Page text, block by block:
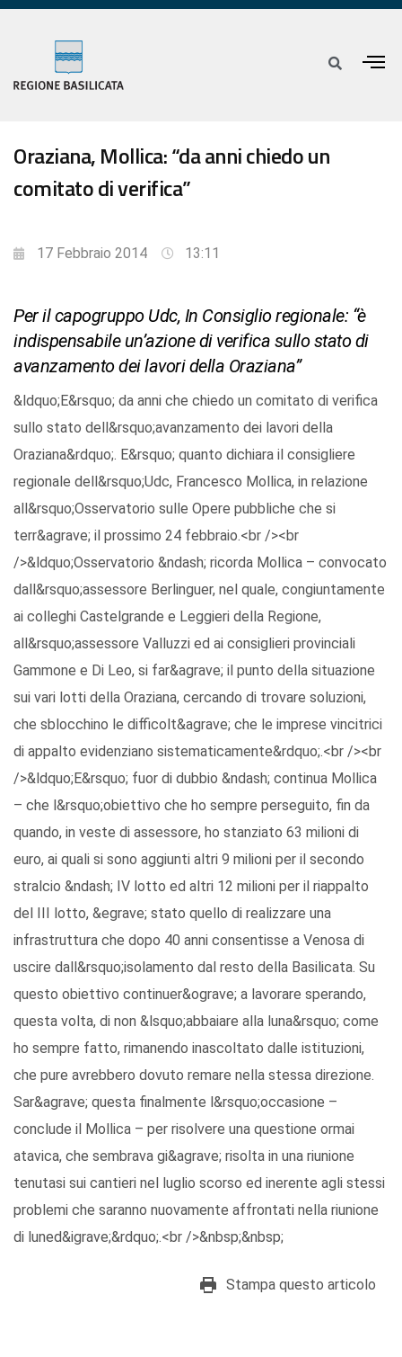
Oraziana, Mollica: “da anni chiedo un
comitato di verifica”
17 Febbraio 2014 13:11
Per il capogruppo Udc, In Consiglio regionale: “è
indispensabile un’azione di verifica sullo stato di
avanzamento dei lavori della Oraziana”
&ldquo;E&rsquo; da anni che chiedo un comitato di verifica
sullo stato dell&rsquo;avanzamento dei lavori della
Oraziana&rdquo;. E&rsquo; quanto dichiara il consigliere
regionale dell&rsquo;Udc, Francesco Mollica, in relazione
all&rsquo;Osservatorio sulle Opere pubbliche che si
terr&agrave; il prossimo 24 febbraio.<br /><br
/>&ldquo;Osservatorio &ndash; ricorda Mollica – convocato
dall&rsquo;assessore Berlinguer, nel quale, congiuntamente
ai colleghi Castelgrande e Leggieri della Regione,
all&rsquo;assessore Valluzzi ed ai consiglieri provinciali
Gammone e Di Leo, si far&agrave; il punto della situazione
sui vari lotti della Oraziana, cercando di trovare soluzioni,
che sblocchino le difficolt&agrave; che le imprese vincitrici
di appalto evidenziano sistematicamente&rdquo;.<br /><br
/>&ldquo;E&rsquo; fuor di dubbio &ndash; continua Mollica
– che l&rsquo;obiettivo che ho sempre perseguito, fin da
quando, in veste di assessore, ho stanziato 63 milioni di
euro, ai quali si sono aggiunti altri 9 milioni per il secondo
stralcio &ndash; IV lotto ed altri 12 milioni per il riappalto
del III lotto, &egrave; stato quello di realizzare una
infrastruttura che dopo 40 anni consentisse a Venosa di
uscire dall&rsquo;isolamento dal resto della Basilicata. Su
questo obiettivo continuer&ograve; a lavorare sperando,
questa volta, di non &lsquo;abbaiare alla luna&rsquo; come
ho sempre fatto, rimanendo inascoltato dalle istituzioni,
che pure avrebbero dovuto remare nella stessa direzione.
Sar&agrave; questa finalmente l&rsquo;occasione –
conclude il Mollica – per risolvere una questione ormai
atavica, che sembrava gi&agrave; risolta in una riunione
tenutasi sui cantieri nel luglio scorso ed inerente agli stessi
problemi che saranno nuovamente affrontati nella riunione
di luned&igrave;&rdquo;.<br />&nbsp;&nbsp;
Stampa questo articolo